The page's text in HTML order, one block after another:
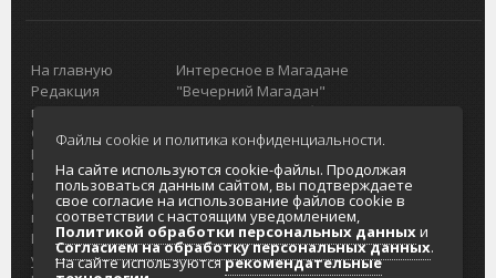
На главную
Редакция
портала
О проекте
Реклама на
портале
Отзывы и
предложения
Интернет-
услуги
Интересное в Магадане
"Вечерний Магадан"
Городская доска объявлений
Реклама
Главный туристический портал
Колымы
Политика в отношении обработки
персональных данных
Согласие на обработку персональных
данных
Файлы cookie и политика конфиденциальности.
На сайте используются cookie-файлы. Продолжая
пользоваться данным сайтом, вы подтверждаете
свое согласие на использование файлов cookie в
соответствии с настоящим уведомлением,
Политикой обработки персональных данныхи
Согласием на обработку персональных данных.
На сайте используютсярекомендательные